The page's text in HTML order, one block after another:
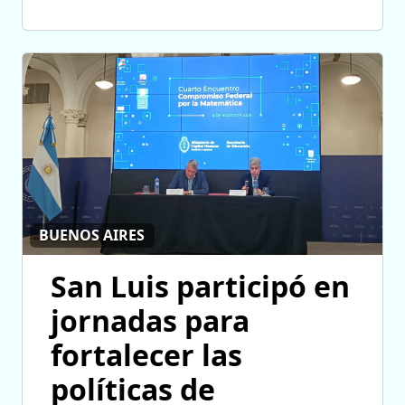
BUENOS AIRES
San Luis participó en
jornadas para
fortalecer las
políticas de